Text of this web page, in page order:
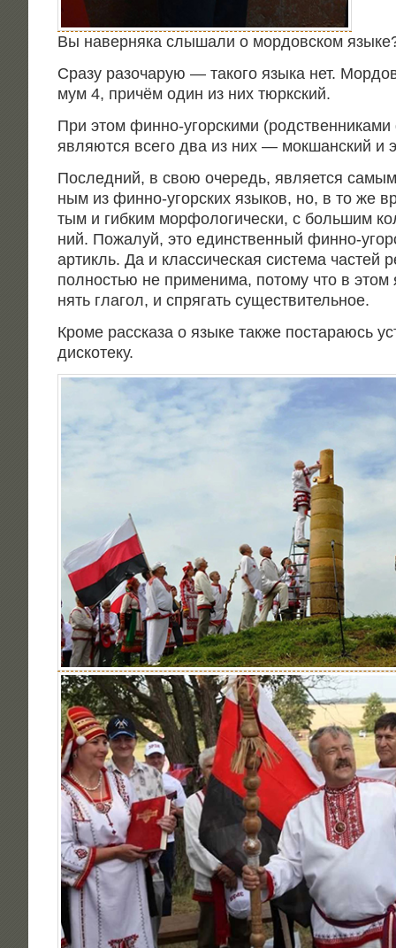
Вы навер­ня­ка слы­ша­ли о мор­дов­ском
Сра­зу разо­ча­рую — тако­го язы­ка нет.
мум 4, при­чём один из них тюркский.
При этом фин­но-угор­ски­ми (род­ствен­ни­ка­ми
явля­ют­ся все­го два из них — мок­шан­ский и
Послед­ний, в свою оче­редь, явля­ет­ся
ным из фин­но-угор­ских язы­ков, но, в то же
тым и гиб­ким мор­фо­ло­ги­че­ски, с боль­шим
ний. Пожа­луй, это един­ствен­ный фин­но-
артикль. Да и клас­си­че­ская систе­ма частей
пол­но­стью не при­ме­ни­ма, пото­му что в
нять гла­гол, и спря­гать существительное.
Кро­ме рас­ска­за о язы­ке так­же поста­ра­юсь
дискотеку.